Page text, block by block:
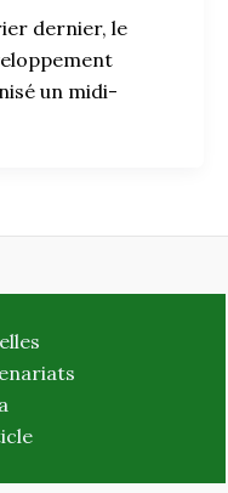
dernier, le
un midi-